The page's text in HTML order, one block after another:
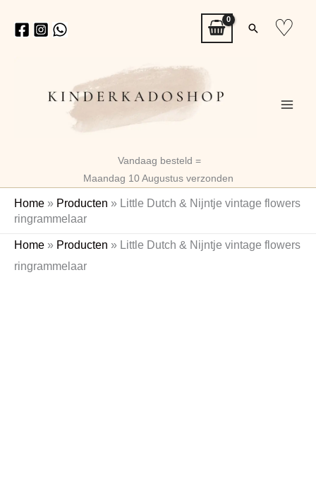
naar
Zoeken
♡
Vandaag besteld =
Maandag 10 Augustus verzonden
Home » Producten » Little Dutch & Nijntje vintage flowers
ringrammelaar
Home » Producten » Little Dutch & Nijntje vintage flowers
ringrammelaar
Oorspronkelijke
prijs
Huidige
prijs
Little
&